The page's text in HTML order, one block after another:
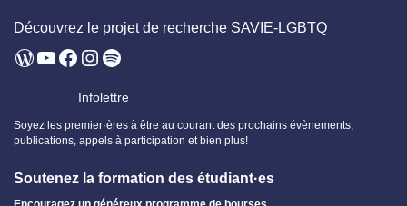
Découvrez le projet de recherche SAVIE-LGBTQ
WordPress
YouTube
Facebook
Instagram
Spotify
Infolettre
Soyez les premier·ères à être au courant des prochains évènements,
publications, appels à participation et bien plus!
Soutenez la formation des étudiant·es